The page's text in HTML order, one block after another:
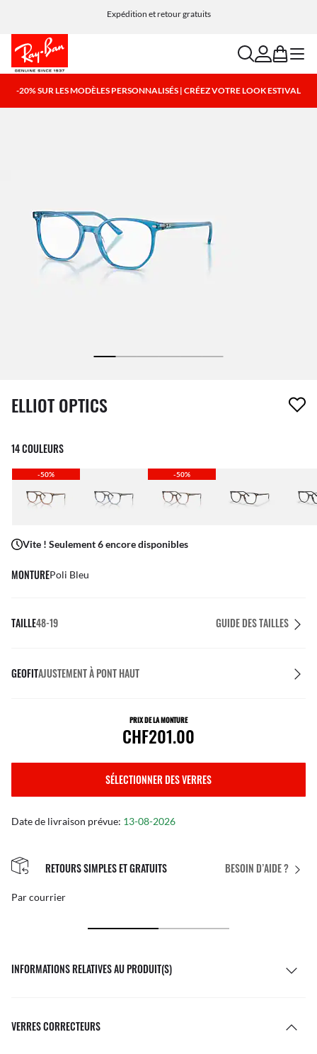
Expédition et retour gratuits
Choisissez Klarna et PayPal pour des options de paiement simples et flexibles
searchaccount
bag menu
-20% SUR LES MODÈLES PERSONNALISÉS | CRÉEZ VOTRE LOOK ESTIVAL
1 article a été retiré de votre liste de souhaits
ELLIOT OPTICS
14 COULEURS
-50% -50%
Vite ! Seulement 6 encore disponibles
MONTUREPoli Bleu
TAILLE48-19 GUIDE DES TAILLES
GEOFITAJUSTEMENT À PONT HAUT
PRIX DE LA MONTURE
CHF201.00
SÉLECTIONNER DES VERRES
Date de livraison prévue: 13-08-2026
BESOIN D’AIDE ?
RETOURS SIMPLES ET GRATUITS
Par courrier
INFORMATIONS RELATIVES AU PRODUIT(S)
VERRES CORRECTEURS